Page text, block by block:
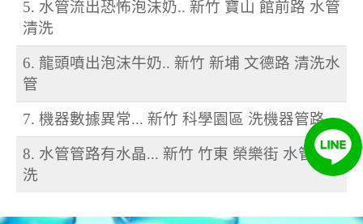
5. 水管流出恐怖泡沫奶.. 新竹 寶山 館前路 水管
清洗
6. 龍頭噴出泡沫牛奶.. 新竹 新埔 文德路 清洗水
管
7. 機器數據異常... 新竹 科學園區 洗機器管路
8. 水管管路有水晶... 新竹 竹東 榮樂街 水管清
洗